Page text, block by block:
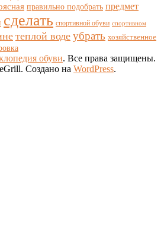
правильно подобрать предмет
сделать спортивной обуви спортивном
теплой воде убрать хозяйственное
обуви. Все права защищены.
Создано на WordPress.